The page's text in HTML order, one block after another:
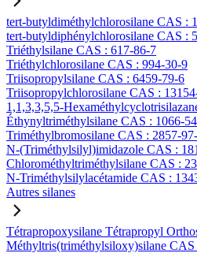
tert-butyldiméthylchlorosilane CAS :
tert-butyldiphénylchlorosilane CAS :
Triéthylsilane CAS : 617-86-7
Triéthylchlorosilane CAS : 994-30-9
Triisopropylsilane CAS : 6459-79-6
Triisopropylchlorosilane CAS :
1,1,3,3,5,5-
Éthynyltriméthylsilane CAS : 1066-
Triméthylbromosilane CAS : 2857-
N-(Triméthylsilyl)imidazole CAS :
Chlorométhyltriméthylsilane CAS :
N-Triméthylsilylacétamide CAS :
Autres silanes
Tétrapropoxysilane Tétrapropyl
Méthyltris(triméthylsiloxy)silane CAS